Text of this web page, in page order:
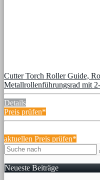
Cutter Torch Roller Guide,
Metallrollenführungsrad mit
Details
Preis prüfen*
aktuellen Preis prüfen*
Neueste Beiträge